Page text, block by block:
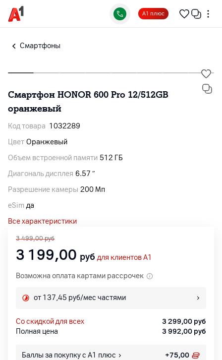
А1 плюс
Смартфоны
Смартфон HONOR 600 Pro 12/512GB
оранжевый
Код товара 1032289
Цвет Оранжевый
Объем встроенной памяти 512 ГБ
Диагональ дисплея 6.57 ″
Разрешение камеры 200 Мп
eSim да
Все характеристики
3 499,00 руб
3 199,00 руб для клиентов A1
Возможна оплата картами рассрочек
от 137,45 руб/мес частями
со скидкой для всех 3 299,00 руб
Полная цена
3 992,00 руб
Баллы за покупку с А1 плюс +75,00